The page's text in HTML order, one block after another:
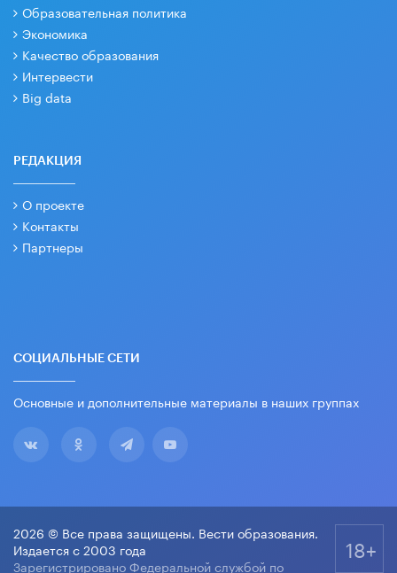
Образовательная политика
Экономика
Качество образования
Интервести
Big data
РЕДАКЦИЯ
О проекте
Контакты
Партнеры
СОЦИАЛЬНЫЕ СЕТИ
Основные и дополнительные материалы в наших группах
2026 © Все права защищены. Вести образования.
Издается с 2003 года
Зарегистрировано Федеральной службой по
18+